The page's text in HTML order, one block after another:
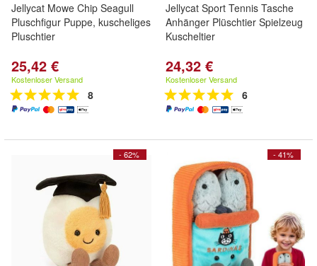
Jellycat Mowe Chip Seagull
Pluschfigur Puppe, kuscheliges
Pluschtier
25,42 €
Kostenloser Versand
8
Jellycat Sport Tennis Tasche
Anhänger Plüschtier Spielzeug
Kuscheltier
24,32 €
Kostenloser Versand
6
- 62% - 41%